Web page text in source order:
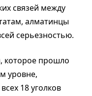
связей между
алматинцы
серьезностью.
которое прошло
уровне,
18 уголков